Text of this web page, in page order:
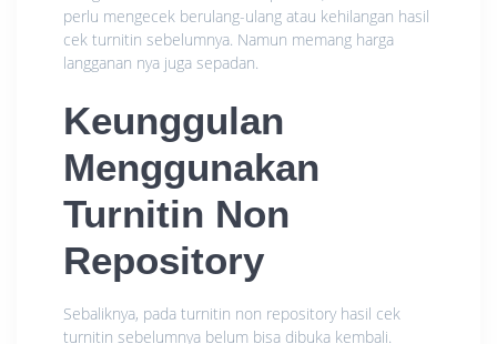
perlu mengecek berulang-ulang atau kehilangan hasil
cek turnitin sebelumnya. Namun memang harga
langganan nya juga sepadan.
Keunggulan
Menggunakan
Turnitin Non
Repository
Sebaliknya, pada turnitin non repository hasil cek
turnitin sebelumnya belum bisa dibuka kembali.